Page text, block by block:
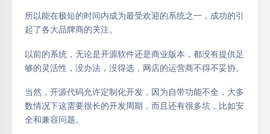
所以能在极短的时间内成为最受欢迎的系统之一，成功的引
起了各大品牌商的关注。
以前的系统，无论是开源软件还是商业版本，都没有提供足
够的灵活性，没办法，没得选，网店的运营商不得不妥协。
当然，开源代码允许定制化开发，因为自带功能不全，大多
数情况下这需要很长的开发周期，而且还有很多坑，比如安
全和兼容问题。